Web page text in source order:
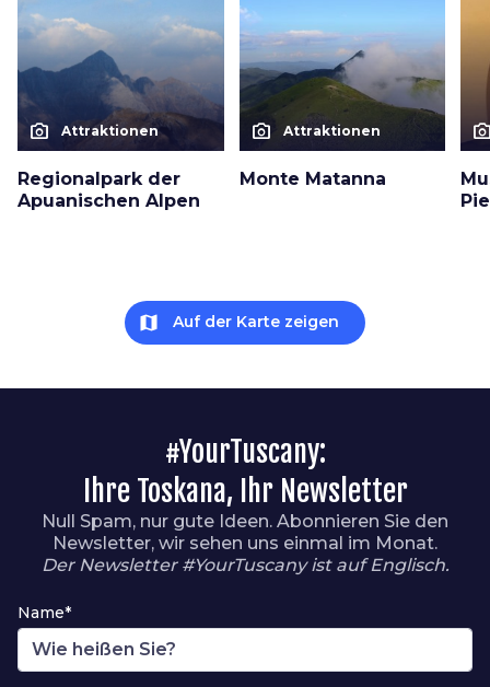
photo_camera Attraktionen
Regionalpark der
Apuanischen Alpen
photo_camera Attraktionen
Monte Matanna
map Auf der Karte zeigen
#YourTuscany:
Ihre Toskana, Ihr Newsletter
Null Spam, nur gute Ideen. Abonnieren Sie den
Newsletter, wir sehen uns einmal im Monat.
Der Newsletter #YourTuscany ist auf Englisch.
Name*